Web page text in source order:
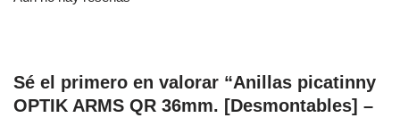
Sé el primero en valorar “Anillas picatinny
OPTIK ARMS QR 36mm. [Desmontables] –